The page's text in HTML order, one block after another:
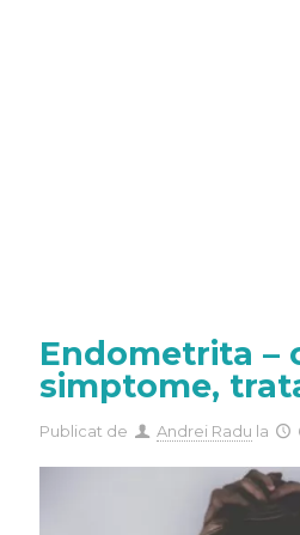
Endometrita –
simptome,
Publicat de Andrei Radu la